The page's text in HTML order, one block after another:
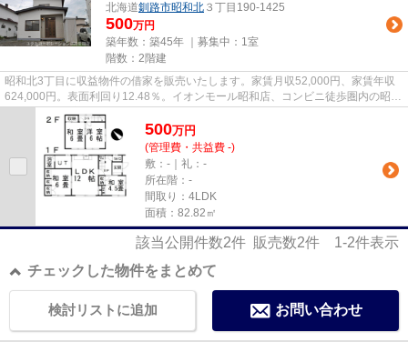
北海道釧路市昭和北 ３丁目190-1425
500万円
築年数：築45年 ｜募集中： 1室
階数：2階建
昭和北3丁目に収益物件の借家を販売いたします。家賃月収52,000円、家賃年収
624,000円。表面利回り12.48％。イオンモール昭和店、コンビニ徒歩圏内の昭和
北地区。不動産投資に興味のあ...
500万円
(管理費・共益費 -)
敷：-｜礼：-
所在階：-
間取り：4LDK
面積：82.82㎡
該当公開件数2件 販売数2件 1-2件表示
チェックした物件をまとめて
お問い合わせ
検討リストに追加